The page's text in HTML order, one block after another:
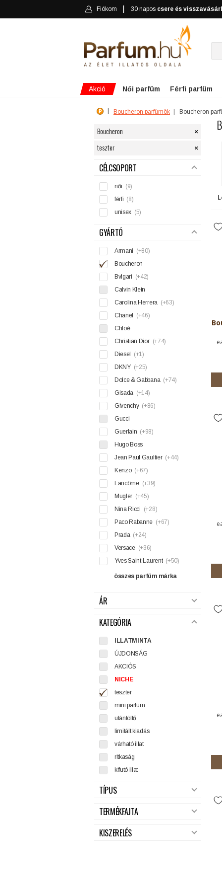
Fiókom 30 napos csere és
Akció Női parfüm Férfi parfüm
Boucheron parfümök Boucheron
Boucheron ×
teszter ×
SZŰRÉS
CÉLCSOPORT
női (9)
férfi (8)
unisex (5)
GYÁRTÓ
Armani (+80)
Boucheron
Bvlgari (+42)
Calvin Klein
Carolina Herrera (+63)
Chanel
(+46)
Chloé
Christian Dior (+74)
Diesel
(+1)
DKNY (+25)
Dolce & Gabbana (+74)
Gisada (+14)
Givenchy (+86)
Gucci
Guerlain (+98)
Hugo Boss
Jean Paul Gaultier (+44)
Kenzo (+67)
Lancôme (+39)
Mugler (+45)
Nina Ricci (+28)
Paco Rabanne (+67)
Prada (+24)
Versace (+36)
Yves Saint-Laurent (+50)
összes parfüm márka
ÁR
KATEGÓRIA
ILLATMINTA
ÚJDONSÁG
AKCIÓS
NICHE
teszter
mini parfüm
utántöltő
limitált kiadás
várható illat
ritkaság
kifutó illat
TÍPUS
TERMÉKFAJTA
KISZERELÉS